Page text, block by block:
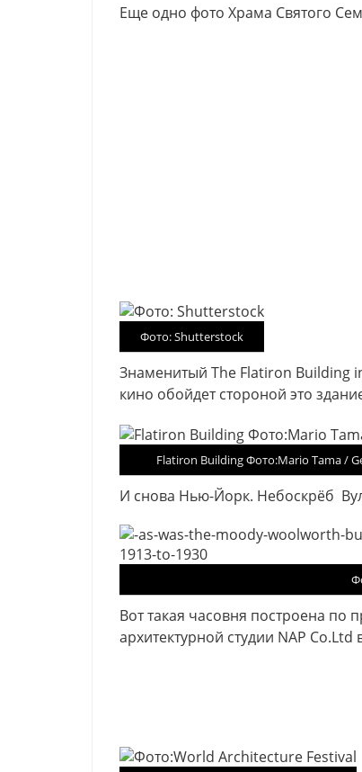
Еще одно фото Храма Святого
Фото: Shutterstock
Знаменитый The Flatiron Building
кино обойдет стороной это
Flatiron Building Фото:Mario Tama /
И снова Нью-Йорк. Небоскрёб
Вот такая часовня построена по
архитектурной студии NAP